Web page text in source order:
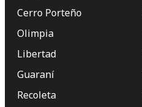
Cerro Porteño
Olimpia
Libertad
Guaraní
Recoleta